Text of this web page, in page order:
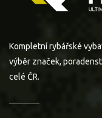
Kompletní rybářské
výběr značek,
celé ČR.